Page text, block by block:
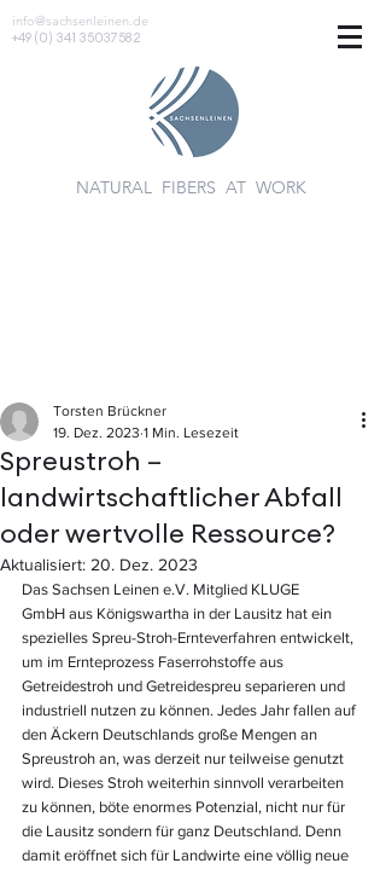
info@sachsenleinen.de
+49 (0) 341 35037582
NATURAL FIBERS AT WORK
Spreustroh –
landwirtschaftlicher Abfall
oder wertvolle Ressource?
Torsten Brückner
19. Dez. 2023 1 Min. Lesezeit
Aktualisiert: 20. Dez. 2023
Das Sachsen Leinen e.V. Mitglied KLUGE
GmbH aus Königswartha in der Lausitz hat ein
spezielles Spreu-Stroh-Ernteverfahren entwickelt,
um im Ernteprozess Faserrohstoffe aus
Getreidestroh und Getreidespreu separieren und
industriell nutzen zu können. Jedes Jahr fallen auf
den Äckern Deutschlands große Mengen an
Spreustroh an, was derzeit nur teilweise genutzt
wird. Dieses Stroh weiterhin sinnvoll verarbeiten
zu können, böte enormes Potenzial, nicht nur für
die Lausitz sondern für ganz Deutschland. Denn
damit eröffnet sich für Landwirte eine völlig neue